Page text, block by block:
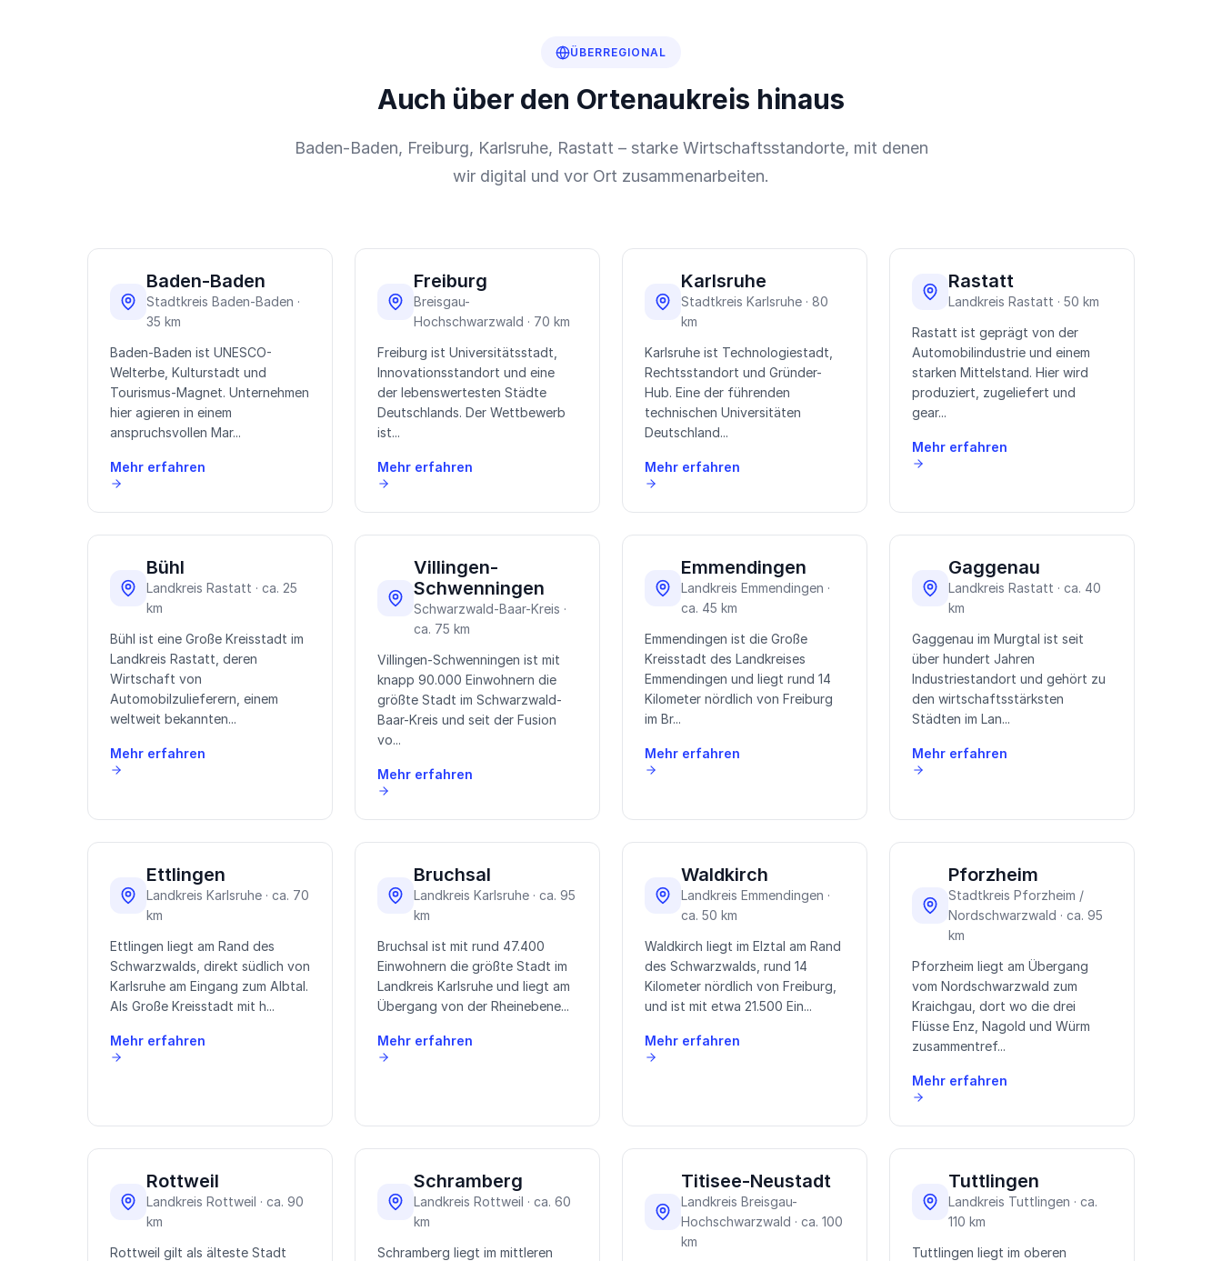
ÜBERREGIONAL
Auch über den Ortenaukreis hinaus
Baden-Baden, Freiburg, Karlsruhe, Rastatt – starke Wirtschaftsstandorte, mit denen
wir digital und vor Ort zusammenarbeiten.
Baden-Baden
Stadtkreis Baden-Baden ·
35 km
Baden-Baden ist UNESCO-
Welterbe, Kulturstadt und
Tourismus-Magnet. Unternehmen
hier agieren in einem
anspruchsvollen Mar...
Mehr erfahren
Freiburg
Breisgau-
Hochschwarzwald · 70 km
Freiburg ist Universitätsstadt,
Innovationsstandort und eine
der lebenswertesten Städte
Deutschlands. Der Wettbewerb
ist...
Mehr erfahren
Karlsruhe
Stadtkreis Karlsruhe · 80
km
Karlsruhe ist Technologiestadt,
Rechtsstandort und Gründer-
Hub. Eine der führenden
technischen Universitäten
Deutschland...
Mehr erfahren
Rastatt
Landkreis Rastatt · 50 km
Rastatt ist geprägt von der
Automobilindustrie und einem
starken Mittelstand. Hier wird
produziert, zugeliefert und
gear...
Mehr erfahren
Bühl
Landkreis Rastatt · ca. 25
km
Bühl ist eine Große Kreisstadt im
Landkreis Rastatt, deren
Wirtschaft von
Automobilzulieferern, einem
weltweit bekannten...
Mehr erfahren
Villingen-
Schwenningen
Schwarzwald-Baar-Kreis ·
ca. 75 km
Villingen-Schwenningen ist mit
knapp 90.000 Einwohnern die
größte Stadt im Schwarzwald-
Baar-Kreis und seit der Fusion
vo...
Mehr erfahren
Emmendingen
Landkreis Emmendingen ·
ca. 45 km
Emmendingen ist die Große
Kreisstadt des Landkreises
Emmendingen und liegt rund 14
Kilometer nördlich von Freiburg
im Br...
Mehr erfahren
Gaggenau
Landkreis Rastatt · ca. 40
km
Gaggenau im Murgtal ist seit
über hundert Jahren
Industriestandort und gehört zu
den wirtschaftsstärksten
Städten im Lan...
Mehr erfahren
Ettlingen
Landkreis Karlsruhe · ca. 70
km
Ettlingen liegt am Rand des
Schwarzwalds, direkt südlich von
Karlsruhe am Eingang zum Albtal.
Als Große Kreisstadt mit h...
Mehr erfahren
Bruchsal
Landkreis Karlsruhe · ca. 95
km
Bruchsal ist mit rund 47.400
Einwohnern die größte Stadt im
Landkreis Karlsruhe und liegt am
Übergang von der Rheinebene...
Mehr erfahren
Waldkirch
Landkreis Emmendingen ·
ca. 50 km
Waldkirch liegt im Elztal am Rand
des Schwarzwalds, rund 14
Kilometer nördlich von Freiburg,
und ist mit etwa 21.500 Ein...
Mehr erfahren
Pforzheim
Stadtkreis Pforzheim /
Nordschwarzwald · ca. 95
km
Pforzheim liegt am Übergang
vom Nordschwarzwald zum
Kraichgau, dort wo die drei
Flüsse Enz, Nagold und Würm
zusammentref...
Mehr erfahren
Rottweil
Landkreis Rottweil · ca. 90
km
Rottweil gilt als älteste Stadt
Schramberg
Landkreis Rottweil · ca. 60
km
Schramberg liegt im mittleren
Titisee-Neustadt
Landkreis Breisgau-
Hochschwarzwald · ca. 100
km
Tuttlingen
Landkreis Tuttlingen · ca.
110 km
Tuttlingen liegt im oberen